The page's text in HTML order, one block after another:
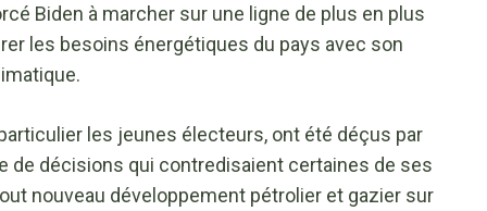
Biden à marcher sur une ligne de plus en plus
les besoins énergétiques du pays avec son
les jeunes électeurs, ont été déçus par
de décisions qui contredisaient certaines de ses
nouveau développement pétrolier et gazier sur